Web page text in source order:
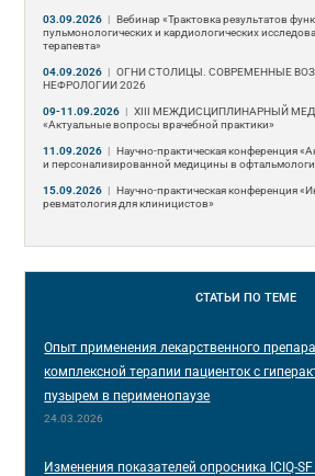
03.09.2026 | Вебинар «Трактовка результатов
пульмонологических и кардиологических
терапевта»
04.09.2026 | ОГНИ СТОЛИЦЫ. СОВРЕМЕННЫЕ
НЕФРОЛОГИИ 2026
09-11.09.2026 | ХIII МЕЖДИСЦИПЛИНАРНЫЙ
«Актуальные вопросы врачебной практики»
11.09.2026 | Научно-практическая конференция
и персонализированной медицины в
15.09.2026 | Научно-практическая конференция
ревматология для клиницистов»
СТАТЬИ ПО ТЕМЕ
Опыт применения лекарственного
комплексной терапии пациенток с
пузырем в перименопаузе
24.03.2026
Изменения показателей опросника ICIQ-